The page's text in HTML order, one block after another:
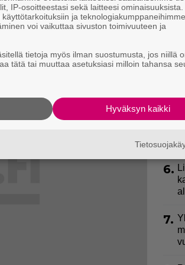
3.
4.
5.
6.
7.
IP-osoitteestasi sekä laitteesi
ja teknologiakumppaneihimme
voi vaikuttaa sivuston toimivuuteen ja
tietoja myös ilman suostumusta, jos niillä
tätä tai muuttaa asetuksiasi milloin tahansa
Hyväksyn kaikki